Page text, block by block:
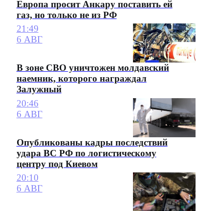
Европа просит Анкару поставить ей
газ, но только не из РФ
21:49
6 АВГ
В зоне СВО уничтожен молдавский
наемник, которого награждал
Залужный
20:46
6 АВГ
Опубликованы кадры последствий
удара ВС РФ по логистическому
центру под Киевом
20:10
6 АВГ